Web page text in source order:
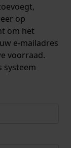
op
om het
e-mailadres
voorraad.
systeem